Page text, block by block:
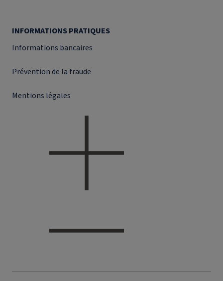
INFORMATIONS PRATIQUES
Informations bancaires
Prévention de la fraude
Mentions légales